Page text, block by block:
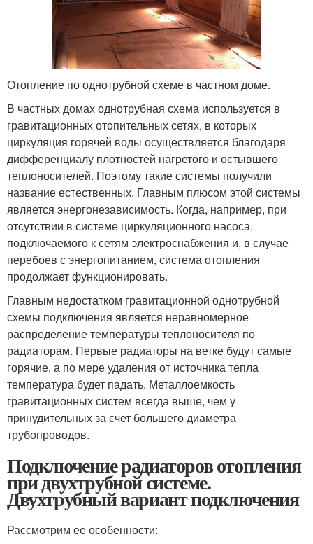
Отопление по однотрубной схеме в частном доме.
В частных домах однотрубная схема используется в
гравитационных отопительных сетях, в которых
циркуляция горячей воды осуществляется благодаря
дифференциалу плотностей нагретого и остывшего
теплоносителей. Поэтому такие системы получили
название естественных. Главным плюсом этой системы
является энергонезависимость. Когда, например, при
отсутствии в системе циркуляционного насоса,
подключаемого к сетям электроснабжения и, в случае
перебоев с энергопитанием, система отопления
продолжает функционировать.
Главным недостатком гравитационной однотрубной
схемы подключения является неравномерное
распределение температуры теплоносителя по
радиаторам. Первые радиаторы на ветке будут самые
горячие, а по мере удаления от источника тепла
температура будет падать. Металлоемкость
гравитационных систем всегда выше, чем у
принудительных за счет большего диаметра
трубопроводов.
Подключение радиаторов отопления
при двухтрубной системе.
Двухтрубный вариант подключения
Рассмотрим ее особенности: